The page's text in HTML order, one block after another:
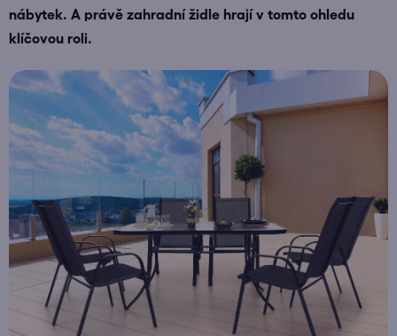
nábytek. A právě zahradní židle hrají v tomto ohledu
klíčovou roli.